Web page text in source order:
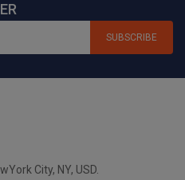
SUBSCRIBE
City, NY, USD.